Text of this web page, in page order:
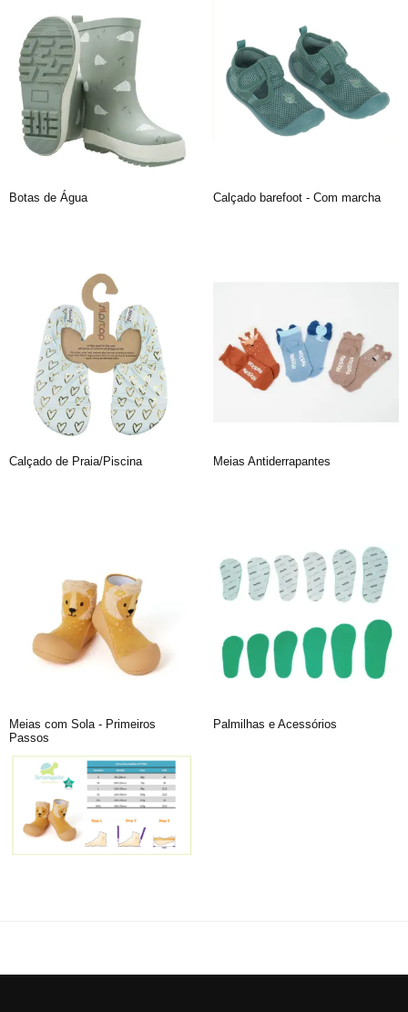
Botas de Água Calçado barefoot - Com marcha
Calçado de Praia/Piscina Meias Antiderrapantes
Meias com Sola - Primeiros
Passos
Palmilhas e Acessórios